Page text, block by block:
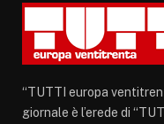
“TUTTI europa
giornale è l’erede di